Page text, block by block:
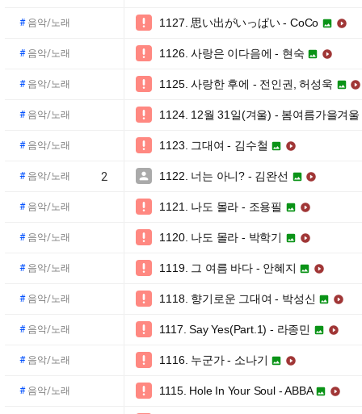
#음악/노래  1127. 思い出がいっぱい - CoCo  
#음악/노래  1126. 사랑은 이다음에 - 현숙  
#음악/노래  1125. 사랑한 후에 - 전인권, 허성욱  
#음악/노래  1124. 12월 31일(겨울) - 봄여름가을겨울
#음악/노래  1123. 그대여 - 김수철  
#음악/노래 2  1122. 너는 아니? - 김완선  
#음악/노래  1121. 나도 몰라 - 조용필  
#음악/노래  1120. 나도 몰라 - 박학기  
#음악/노래  1119. 그 여름 바다 - 안혜지  
#음악/노래  1118. 향기로운 그대여 - 박성신  
#음악/노래  1117. Say Yes(Part.1) - 라종민  
#음악/노래  1116. 누군가 - 소나기  
#음악/노래  1115. Hole In Your Soul - ABBA  